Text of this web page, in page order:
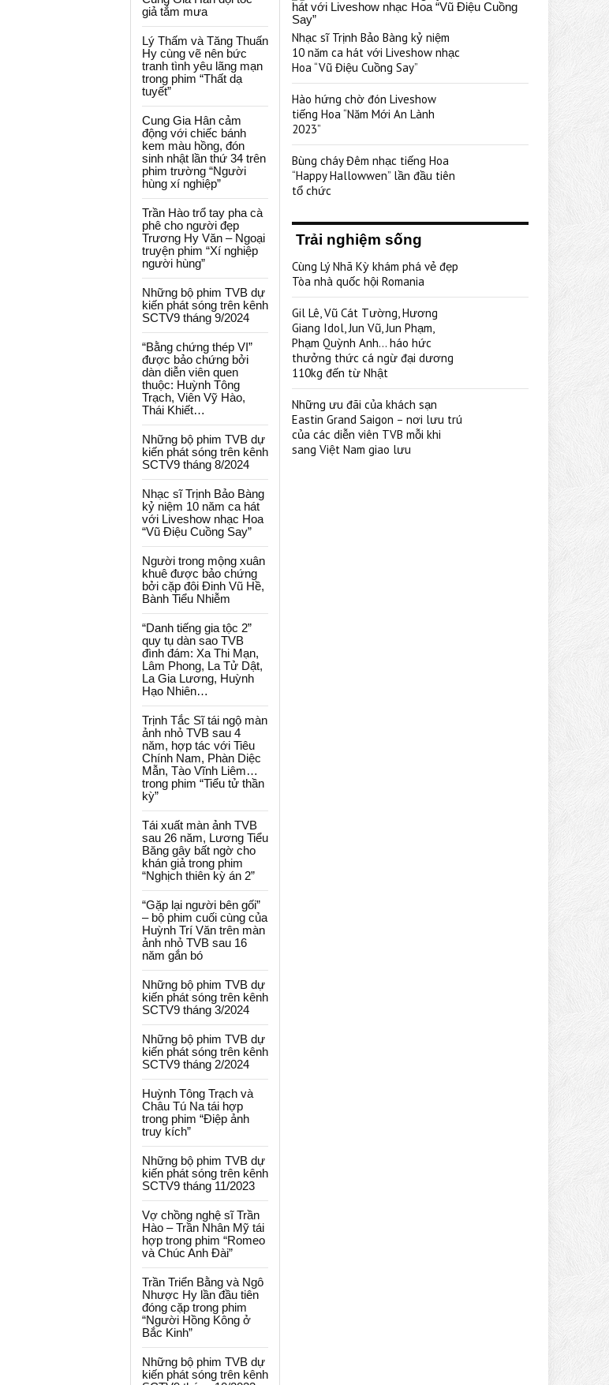
giả tắm mưa
Lý Thấm và Tăng Thuấn
Hy cùng vẽ nên bức
tranh tình yêu lãng mạn
trong phim “Thất dạ
tuyết”
Cung Gia Hân cảm
động với chiếc bánh
kem màu hồng, đón
sinh nhật lần thứ 34 trên
phim trường “Người
hùng xí nghiệp”
Trần Hào trổ tay pha cà
phê cho người đẹp
Trương Hy Văn – Ngoại
truyện phim “Xí nghiệp
người hùng”
Những bộ phim TVB dự
kiến phát sóng trên kênh
SCTV9 tháng 9/2024
“Bằng chứng thép VI”
được bảo chứng bởi
dàn diễn viên quen
thuộc: Huỳnh Tông
Trạch, Viên Vỹ Hào,
Thái Khiết…
Những bộ phim TVB dự
kiến phát sóng trên kênh
SCTV9 tháng 8/2024
Nhạc sĩ Trịnh Bảo Bàng
kỷ niệm 10 năm ca hát
với Liveshow nhạc Hoa
“Vũ Điệu Cuồng Say”
Người trong mộng xuân
khuê được bảo chứng
bởi cặp đôi Đinh Vũ Hề,
Bành Tiểu Nhiễm
“Danh tiếng gia tộc 2”
quy tụ dàn sao TVB
đình đám: Xa Thi Mạn,
Lâm Phong, La Tử Dật,
La Gia Lương, Huỳnh
Hạo Nhiên…
Trịnh Tắc Sĩ tái ngộ màn
ảnh nhỏ TVB sau 4
năm, hợp tác với Tiêu
Chính Nam, Phàn Diệc
Mẫn, Tào Vĩnh Liêm…
trong phim “Tiểu tử thần
kỳ”
Tái xuất màn ảnh TVB
sau 26 năm, Lương Tiểu
Băng gây bất ngờ cho
khán giả trong phim
“Nghịch thiên kỳ án 2”
“Gặp lại người bên gối”
– bộ phim cuối cùng của
Huỳnh Trí Văn trên màn
ảnh nhỏ TVB sau 16
năm gắn bó
Những bộ phim TVB dự
kiến phát sóng trên kênh
SCTV9 tháng 3/2024
Những bộ phim TVB dự
kiến phát sóng trên kênh
SCTV9 tháng 2/2024
Huỳnh Tông Trạch và
Châu Tú Na tái hợp
trong phim “Điệp ảnh
truy kích”
Những bộ phim TVB dự
kiến phát sóng trên kênh
SCTV9 tháng 11/2023
Vợ chồng nghệ sĩ Trần
Hào – Trần Nhân Mỹ tái
hợp trong phim “Romeo
và Chúc Anh Đài”
Trần Triển Bằng và Ngô
Nhược Hy lần đầu tiên
đóng cặp trong phim
“Người Hồng Kông ở
Bắc Kinh”
Những bộ phim TVB dự
kiến phát sóng trên kênh
Nhạc sĩ Trịnh Bảo Bàng kỷ niệm
10 năm ca hát với Liveshow nhạc
Hoa “Vũ Điệu Cuồng Say”
Hào hứng chờ đón Liveshow
tiếng Hoa “Năm Mới An Lành
2023”
Bùng cháy Đêm nhạc tiếng Hoa
“Happy Hallowwen” lần đầu tiên
tổ chức
Trải nghiệm sống
Cùng Lý Nhã Kỳ khám phá vẻ đẹp
Tòa nhà quốc hội Romania
Gil Lê, Vũ Cát Tường, Hương
Giang Idol, Jun Vũ, Jun Phạm,
Phạm Quỳnh Anh… háo hức
thưởng thức cá ngừ đại dương
110kg đến từ Nhật
Những ưu đãi của khách sạn
Eastin Grand Saigon – nơi lưu trú
của các diễn viên TVB mỗi khi
sang Việt Nam giao lưu